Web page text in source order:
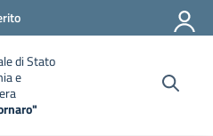
di Stato
e